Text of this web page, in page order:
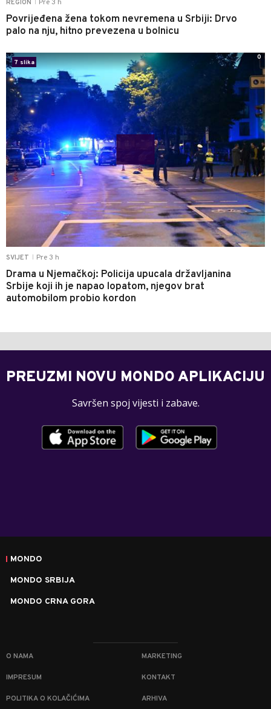
REGION Pre 3 h
Povrijeđena žena tokom nevremena u Srbiji: Drvo
palo na nju, hitno prevezena u bolnicu
SVIJET Pre 3 h
Drama u Njemačkoj: Policija upucala državljanina
Srbije koji ih je napao lopatom, njegov brat
automobilom probio kordon
7 slika
0
PREUZMI NOVU MONDO APLIKACIJU
Savršen spoj vijesti i zabave.
MONDO
MONDO SRBIJA
MONDO CRNA GORA
O NAMA MARKETING
IMPRESUM KONTAKT
POLITIKA O KOLAČIĆIMA ARHIVA